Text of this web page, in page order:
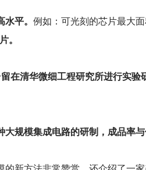
平。 例如：可光刻的芯片最大
。
在清华微细工程研究所进行实
大规模集成电路的研制，成品率